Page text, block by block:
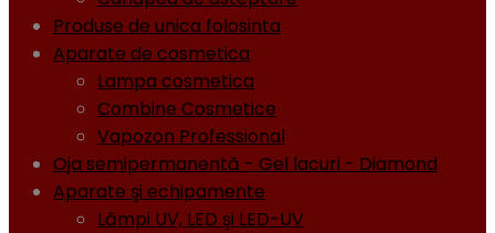
Produse de unica folosinta
Aparate de cosmetica
Lampa cosmetica
Combine Cosmetice
Vapozon Professional
Oja semipermanentă - Gel lacuri - Diamond
Aparate şi echipamente
Lămpi UV, LED şi LED-UV